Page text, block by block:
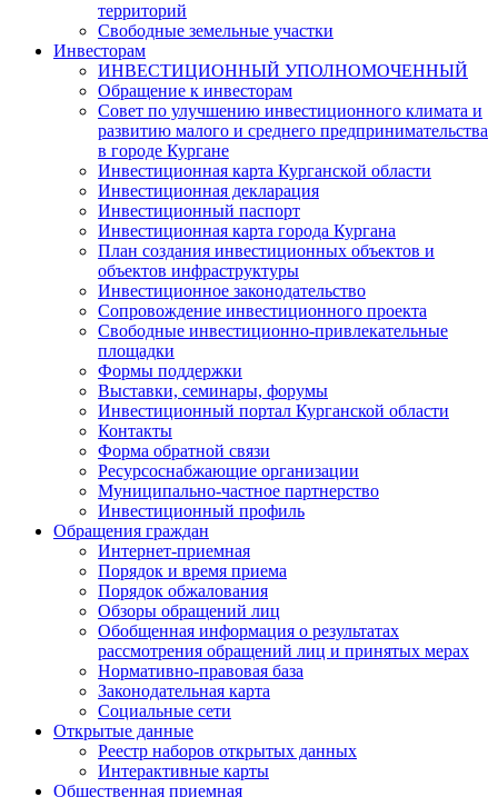
территорий
Свободные земельные участки
Инвесторам
ИНВЕСТИЦИОННЫЙ УПОЛНОМОЧЕННЫЙ
Обращение к инвесторам
Совет по улучшению инвестиционного климата и
развитию малого и среднего предпринимательства
в городе Кургане
Инвестиционная карта Курганской области
Инвестиционная декларация
Инвестиционный паспорт
Инвестиционная карта города Кургана
План создания инвестиционных объектов и
объектов инфраструктуры
Инвестиционное законодательство
Сопровождение инвестиционного проекта
Свободные инвестиционно-привлекательные
площадки
Формы поддержки
Выставки, семинары, форумы
Инвестиционный портал Курганской области
Контакты
Форма обратной связи
Ресурсоснабжающие организации
Муниципально-частное партнерство
Инвестиционный профиль
Обращения граждан
Интернет-приемная
Порядок и время приема
Порядок обжалования
Обзоры обращений лиц
Обобщенная информация о результатах
рассмотрения обращений лиц и принятых мерах
Нормативно-правовая база
Законодательная карта
Социальные сети
Открытые данные
Реестр наборов открытых данных
Интерактивные карты
Общественная приемная